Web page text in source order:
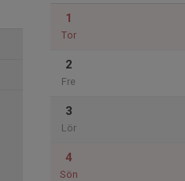
1
Tor
2
Fre
3
Lör
4
Sön